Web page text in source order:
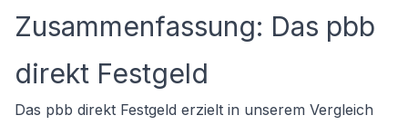
Zusammenfassung: Das pbb
direkt Festgeld
Das pbb direkt Festgeld erzielt in unserem Vergleich